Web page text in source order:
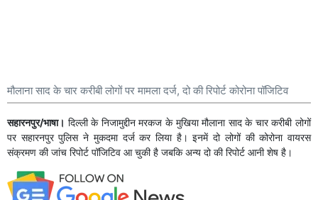
मौलाना साद के चार करीबी लोगों पर मामला दर्ज, दो की रिपोर्ट कोरोना पॉजिटिव
सहारनपुर/भाषा। दिल्ली के निजामुद्दीन मरकज के मुखिया मौलाना साद के चार करीबी लोगों
पर सहारनपुर पुलिस ने मुकदमा दर्ज कर लिया है। इनमें दो लोगों की कोरोना वायरस
संक्रमण की जांच रिपोर्ट पॉजिटिव आ चुकी है जबकि अन्य दो की रिपोर्ट आनी शेष है।